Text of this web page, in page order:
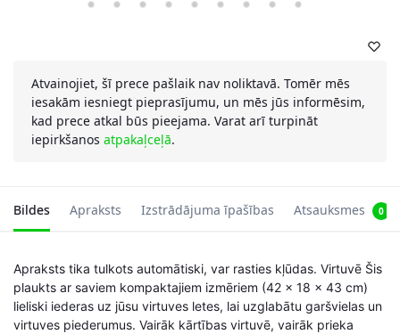
Atvainojiet, šī prece pašlaik nav noliktavā. Tomēr mēs
iesakām iesniegt pieprasījumu, un mēs jūs informēsim,
kad prece atkal būs pieejama. Varat arī turpināt
iepirkšanos atpakaļceļā.
Bildes Apraksts Izstrādājuma īpašības Atsauksmes 0
Apraksts tika tulkots automātiski, var rasties kļūdas. Virtuvē Šis
plaukts ar saviem kompaktajiem izmēriem (42 x 18 x 43 cm)
lieliski iederas uz jūsu virtuves letes, lai uzglabātu garšvielas un
virtuves piederumus. Vairāk kārtības virtuvē, vairāk prieka